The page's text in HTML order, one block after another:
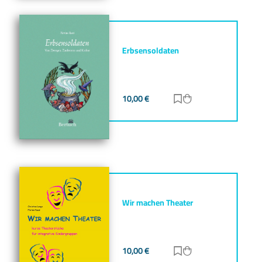
Erbsensoldaten
10,00€ Zur Merkliste
Wir machen Theater
10,00€ Zur Merkliste